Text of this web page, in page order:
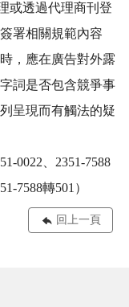
透過代理商刊登
署相關規範內容
，應在廣告對外露
詞是否包含競爭事
呈現而有觸法的疑
0022、2351-7588
7588轉501）
回上一頁